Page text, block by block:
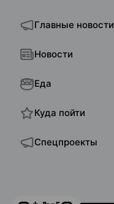
Главные новости
Новости
Еда
Куда пойти
Спецпроекты